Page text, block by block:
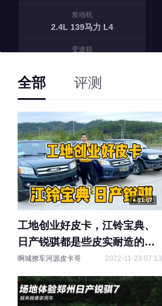
发动机
2.4L 139马力 L4
变速箱
全部 评测
01:07
工地创业好皮卡，江铃宝典、
日产锐骐都是些皮实耐造的工
具车！#皮卡 #江铃宝典
啊城撩车河源皮卡哥 2022-11-23 07:13